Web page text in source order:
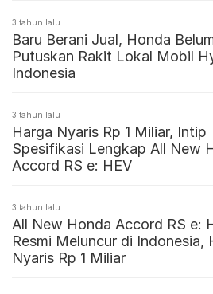
3 tahun lalu
Baru Berani Jual, Honda
Putuskan Rakit Lokal Mobil
Indonesia
3 tahun lalu
Harga Nyaris Rp 1 Miliar, Intip
Spesifikasi Lengkap All New
Accord RS e: HEV
3 tahun lalu
All New Honda Accord RS e:
Resmi Meluncur di Indonesia,
Nyaris Rp 1 Miliar